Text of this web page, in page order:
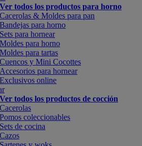
Ver todos los productos para horno
Cacerolas & Moldes para pan
Bandejas para horno
Sets para hornear
Moldes para horno
Moldes para tartas
Cuencos y Mini Cocottes
Accesorios para hornear
Exclusivos online
Ver todos los productos de cocción
Cacerolas
Pomos coleccionables
Sets de cocina
Cazos